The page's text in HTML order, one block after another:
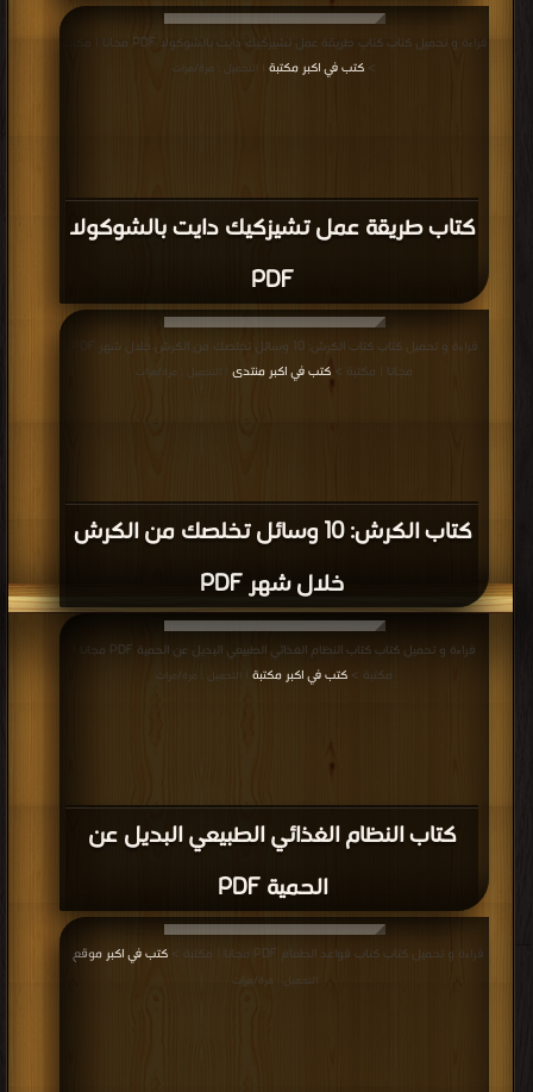
كتاب طريقة عمل تشيزكيك دايت بالشوكولا
PDF
قراءة و تحميل كتاب كتاب طريقة عمل تشيزكيك دايت بالشوكولا PDF مجانا | مكتبة
> كتب في اكبر مكتبة | التحميل : مرة/مرات
كتاب الكرش: 10 وسائل تخلصك من الكرش
خلال شهر PDF
مجانا | مكتبة > كتب في اكبر منتدى | التحميل : مرة/مرات
كتاب النظام الغذائي الطبيعي البديل عن
الحمية PDF
قراءة و تحميل كتاب كتاب النظام الغذائي الطبيعي البديل عن الحمية PDF مجانا |
مكتبة > كتب في اكبر مكتبة | التحميل : مرة/مرات
قراءة و تحميل كتاب كتاب قواعد الطعام PDF مجانا | مكتبة > كتب في اكبر موقع
التحميل : مرة/مرات